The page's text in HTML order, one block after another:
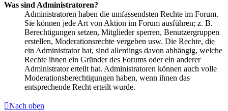
Was sind Administratoren?
Administratoren haben die umfassendsten Rechte im Forum.
Sie können jede Art von Aktion im Forum ausführen; z. B.
Berechtigungen setzen, Mitglieder sperren, Benutzergruppen
erstellen, Moderationsrechte vergeben usw. Die Rechte, die
ein Administrator hat, sind allerdings davon abhängig, welche
Rechte ihnen ein Gründer des Forums oder ein anderer
Administrator erteilt hat. Administratoren können auch volle
Moderationsberechtigungen haben, wenn ihnen das
entsprechende Recht erteilt wurde.
Nach oben